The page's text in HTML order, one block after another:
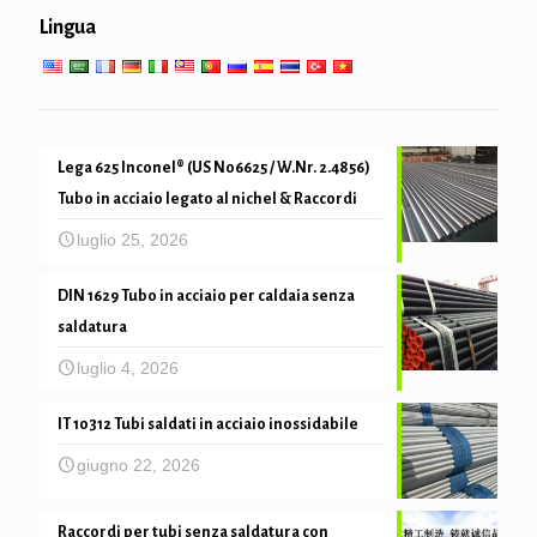
meccanica del tubo e precisione
Lingua
Lega 625 Inconel® (US N06625 / W.Nr. 2.4856)
Tubo in acciaio legato al nichel & Raccordi
luglio 25, 2026
DIN 1629 Tubo in acciaio per caldaia senza
saldatura
luglio 4, 2026
IT 10312 Tubi saldati in acciaio inossidabile
giugno 22, 2026
Raccordi per tubi senza saldatura con